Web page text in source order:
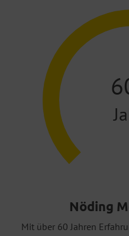
Nöding
Mit über 60 Jahren